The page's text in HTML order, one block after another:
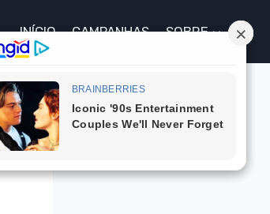
INÍCIO CAMPANHAS SOBRE